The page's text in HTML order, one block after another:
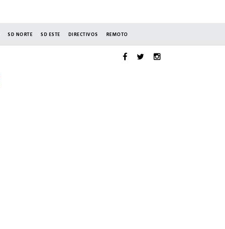
SD NORTE SD ESTE DIRECTIVOS REMOTO